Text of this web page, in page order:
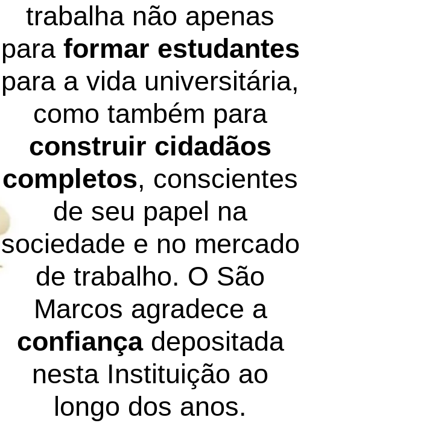
trabalha não apenas
para formar estudantes
para a vida universitária,
como também para
construir cidadãos
completos, conscientes
de seu papel na
sociedade e no mercado
de trabalho. O São
Marcos agradece a
confiançadepositada
nesta Instituição ao
longo dos anos.